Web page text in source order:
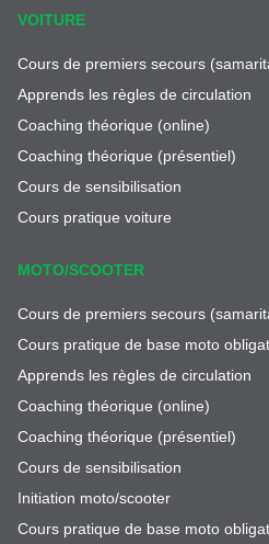
VOITURE
Cours de premiers secours
Apprends les règles de circulation
Coaching théorique (online)
Coaching théorique (présentiel)
Cours de sensibilisation
Cours pratique voiture
MOTO/SCOOTER
Cours de premiers secours
Cours pratique de base moto
Apprends les règles de circulation
Coaching théorique (online)
Coaching théorique (présentiel)
Cours de sensibilisation
Initiation moto/scooter
Cours pratique de base moto